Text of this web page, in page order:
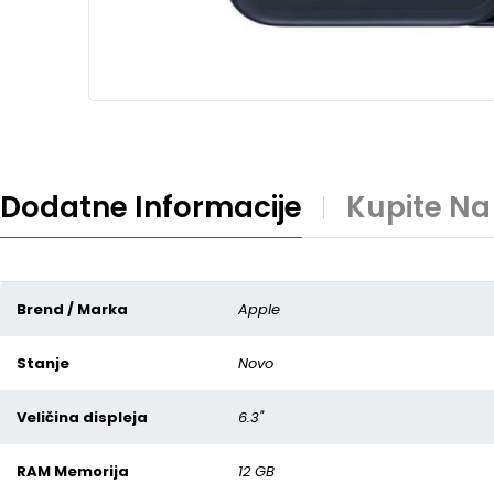
Dodatne Informacije Kupite
Brend / Marka Apple
Stanje Novo
Veličina displeja 6.3"
RAM Memorija 12 GB